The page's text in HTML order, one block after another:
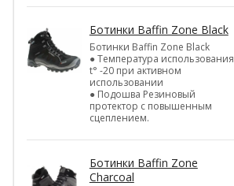
Ботинки Baffin Zone Black
Ботинки Baffin Zone Black
● Температура использования
t° -20 при активном
использовании
● Подошва Резиновый
протектор с повышенным
сцеплением.
Ботинки Baffin Zone
Charcoal